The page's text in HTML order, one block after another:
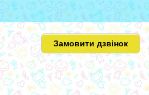
Замовити дзвінок